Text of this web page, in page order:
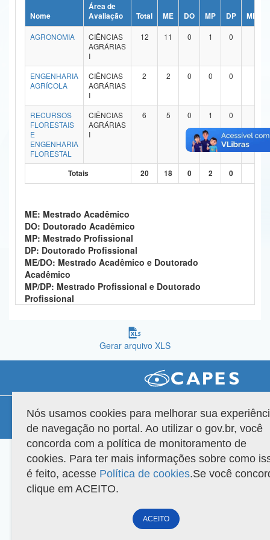
Ministério da Ciência, Tecnologia, Inovações e Comunicações
Ministério do Meio Ambiente
Ministério do Desenvolvimento Regional
Controladoria-Geral da União
Ministério da Mulher, da Família e dos Direitos Humanos
Secretaria-Geral
Secretaria de Governo
Advocacia-Geral da União
Banco Central do Brasil
Planalto
Nome
Área de
Avaliação
Total ME DO MP DP
ME/DO
AGRONOMIA
CIÊNCIAS
AGRÁRIAS
I
12 11 0 1 0
ENGENHARIA
AGRÍCOLA
CIÊNCIAS
AGRÁRIAS
I
2 2 0 0 0
RECURSOS
FLORESTAIS
E
ENGENHARIA
FLORESTAL
CIÊNCIAS
AGRÁRIAS
I
6 5 0 1 0
Totais 20 18 0 2 0
ME: Mestrado Acadêmico
DO: Doutorado Acadêmico
MP: Mestrado Profissional
DP: Doutorado Profissional
ME/DO: Mestrado Acadêmico e Doutorado
Acadêmico
MP/DP: Mestrado Profissional e Doutorado
Profissional
Gerar arquivo XLS
Versão do sistema: 3.88.9 Copyright 2022 Capes. Todos os direitos reservados.
Nós usamos cookies para melhorar sua
de navegação no portal. Ao utilizar o gov.br, você
concorda com a política de monitoramento de
cookies. Para ter mais informações sobre como
é feito, acesse Política de cookies.Se você
clique em ACEITO.
ACEITO